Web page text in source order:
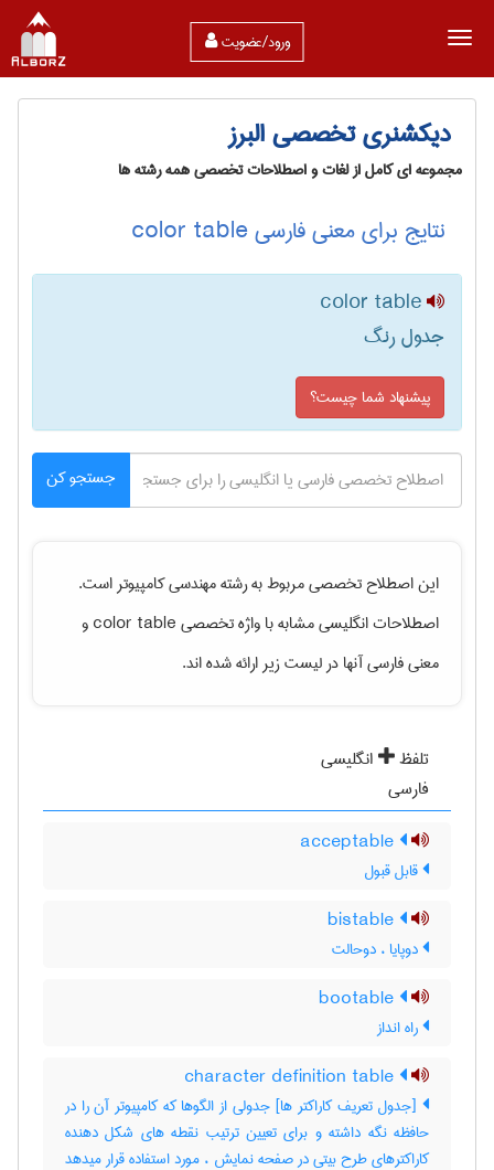
ورود/عضویت
دیکشنری تخصصی البرز
مجموعه ای کامل از لغات و اصطلاحات تخصصی همه رشته ها
نتایج برای معنی فارسی color table
color table
جدول رنگ
پیشنهاد شما چیست؟
جستجو کن
این اصطلاح تخصصی مربوط به رشتهمهندسی كامپيوتراست.
اصطلاحات انگلیسی مشابه با واژه تخصصیcolor tableو
معنی فارسی آنها در لیست زیر ارائه شده اند.
تلفظ
انگلیسی
فارسی
قابل قبول
دوپایا ، دوحالت
راه انداز
[جدول تعریف کاراکتر ها] جدولی از الگوها که کامپیوتر آن را در
حافظه نگه داشته و برای تعیین ترتیب نقطه های شکل دهنده
کاراکترهای طرح بیتی در صفحه نمایش ، مورد استفاده قرار میدهد